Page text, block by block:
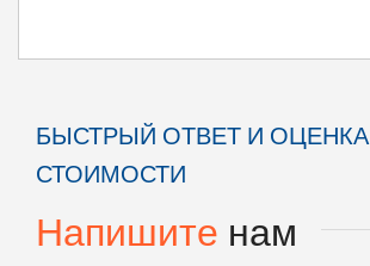
БЫСТРЫЙ ОТВЕТ И ОЦЕНКА
СТОИМОСТИ
Напишитенам